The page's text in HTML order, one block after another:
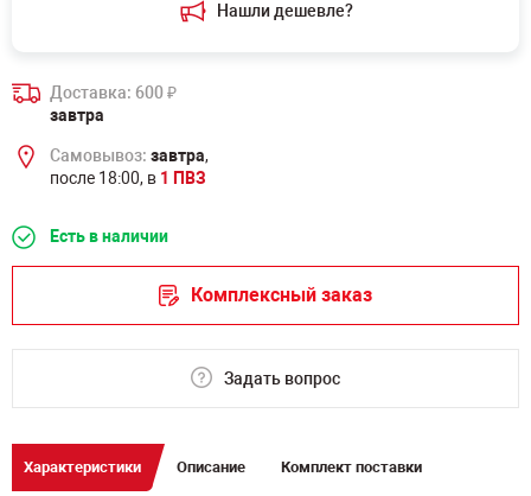
Нашли дешевле?
Доставка: 600₽
завтра
Самовывоз: завтра,
после 18:00, в 1 ПВЗ
Есть в наличии
Комплексный заказ
Задать вопрос
Характеристики Описание Комплект поставки